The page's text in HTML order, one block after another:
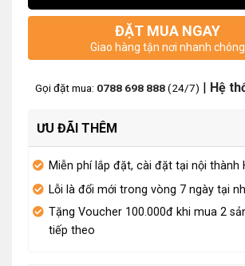
ĐẶT MUA NGAY
Giao hàng tận nơi nhanh chóng
Gọi đặt mua: 0788 698 888(24/7) | Hệ
ƯU ĐÃI THÊM
Miễn phí lắp đặt, cài đặt tại nội thành
Lỗi là đổi mới trong vòng 7 ngày tại
Tặng Voucher 100.000đ khi mua 2
tiếp theo